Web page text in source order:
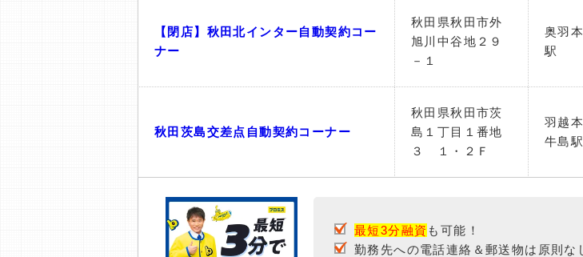
【閉店】秋田北インター自動契約コー
ナー
秋田県秋田市外
旭川中谷地２９
－１
奥羽
駅
秋田茨島交差点自動契約コーナー
秋田県秋田市茨
島１丁目１番地
３ １・２Ｆ
羽越
牛島駅
最短3分融資 も可能！
勤務先への電話連絡＆郵送物は原則な